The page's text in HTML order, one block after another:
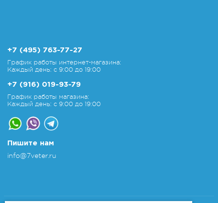
+7 (495) 763-77-27
График работы интернет-магазина:
Каждый день: с 9:00 до 19:00
+7 (916) 019-93-79
График работы магазина:
Каждый день: с 9:00 до 19:00
Пишите нам
info@7veter.ru